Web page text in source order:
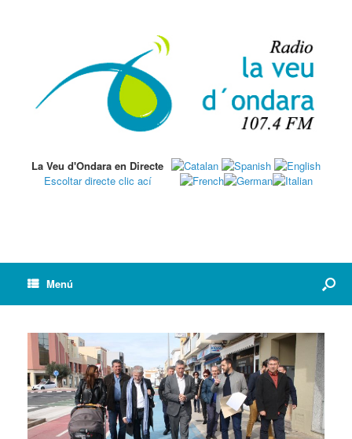
La Veu d'Ondara en Directe
Escoltar directe clic ací
Menú